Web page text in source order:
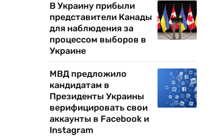
В Украину прибыли
представители Канады
для наблюдения за
процессом выборов в
Украине
МВД предложило
кандидатам в
Президенты Украины
верифицировать свои
аккаунты в Facebook и
Instagram